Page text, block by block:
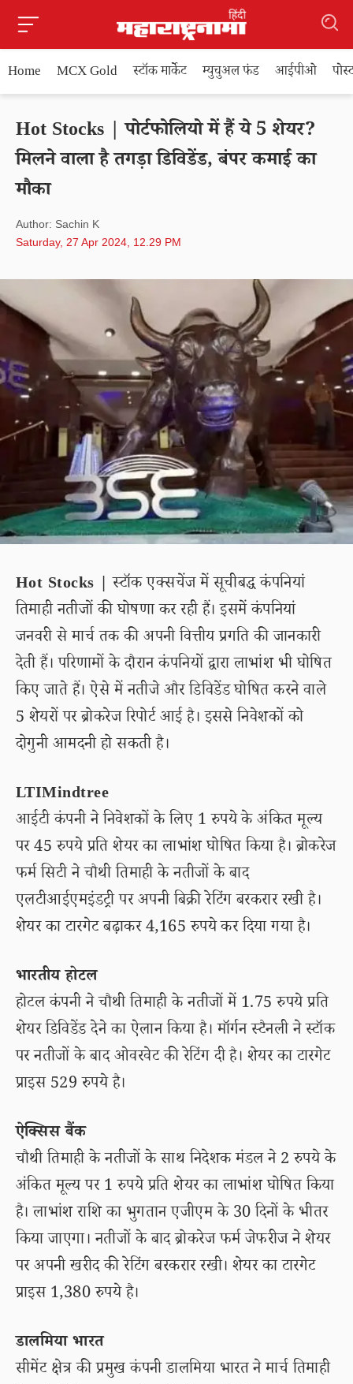
Home MCX Gold स्टॉक मार्केट म्युचुअल फंड आईपीओ
Hot Stocks | पोर्टफोलियो में हैं ये 5 शेयर?
मिलने वाला है तगड़ा डिविडेंड, बंपर कमाई का
मौका
Author: Sachin K
Saturday, 27 Apr 2024, 12.29 PM
Hot Stocks | स्टॉक एक्सचेंज में सूचीबद्ध कंपनियां
तिमाही नतीजों की घोषणा कर रही हैं। इसमें कंपनियां
जनवरी से मार्च तक की अपनी वित्तीय प्रगति की जानकारी
देती हैं। परिणामों के दौरान कंपनियों द्वारा लाभांश भी घोषित
किए जाते हैं। ऐसे में नतीजे और डिविडेंड घोषित करने वाले
5 शेयरों पर ब्रोकरेज रिपोर्ट आई है। इससे निवेशकों को
दोगुनी आमदनी हो सकती है।
LTIMindtree
आईटी कंपनी ने निवेशकों के लिए 1 रुपये के अंकित मूल्य
पर 45 रुपये प्रति शेयर का लाभांश घोषित किया है। ब्रोकरेज
फर्म सिटी ने चौथी तिमाही के नतीजों के बाद
एलटीआईएमइंडट्री पर अपनी बिक्री रेटिंग बरकरार रखी है।
शेयर का टारगेट बढ़ाकर 4,165 रुपये कर दिया गया है।
भारतीय होटल
होटल कंपनी ने चौथी तिमाही के नतीजों में 1.75 रुपये प्रति
शेयर डिविडेंड देने का ऐलान किया है। मॉर्गन स्टैनली ने स्टॉक
पर नतीजों के बाद ओवरवेट की रेटिंग दी है। शेयर का टारगेट
प्राइस 529 रुपये है।
ऐक्सिस बैंक
चौथी तिमाही के नतीजों के साथ निदेशक मंडल ने 2 रुपये के
अंकित मूल्य पर 1 रुपये प्रति शेयर का लाभांश घोषित किया
है। लाभांश राशि का भुगतान एजीएम के 30 दिनों के भीतर
किया जाएगा। नतीजों के बाद ब्रोकरेज फर्म जेफरीज ने शेयर
पर अपनी खरीद की रेटिंग बरकरार रखी। शेयर का टारगेट
प्राइस 1,380 रुपये है।
डालमिया भारत
सीमेंट क्षेत्र की प्रमुख कंपनी डालमिया भारत ने मार्च तिमाही